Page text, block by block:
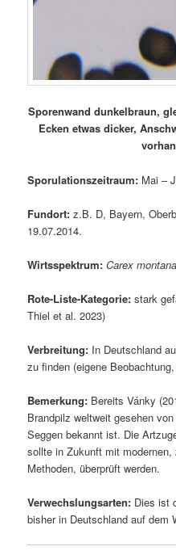
Sporenwand dunkelbraun,
Ecken etwas dicker,
Sporulationszeitraum: Mai –
Fundort: z.B. D, Bayern,
19.07.2014.
Wirtsspektrum: Carex
Rote-Liste-Kategorie: stark
Thiel et al. 2023)
Verbreitung: In Deutschland
zu finden (eigene
Bemerkung: Bereits Vánky
Brandpilz weltweit gesehen
Seggen bekannt ist. Die
sollte in Zukunft mit
Methoden, überprüft werden.
Verwechslungsarten: Dies ist
bisher in Deutschland auf dem